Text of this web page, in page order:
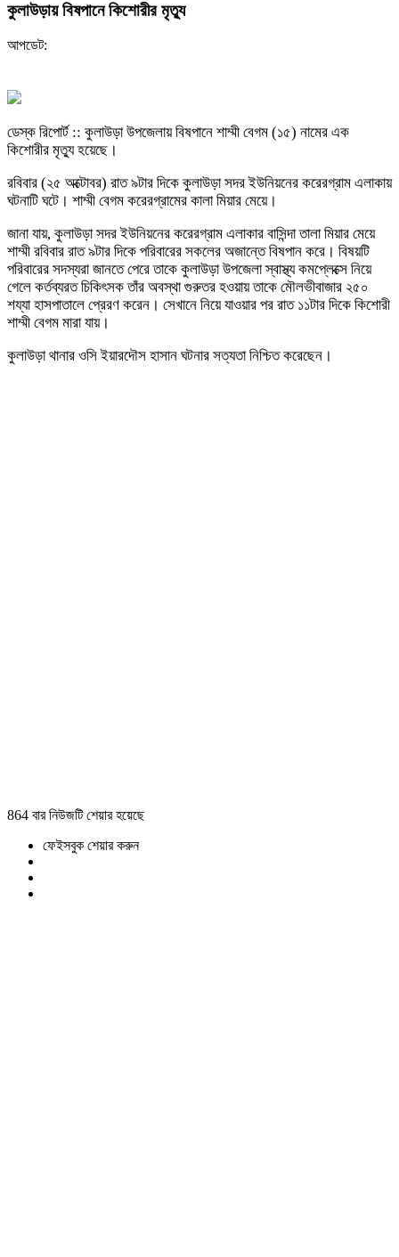
কুলাউড়ায় বিষপানে কিশোরীর মৃত্যু
আপডেট:
ডেস্ক রিপোর্ট :: কুলাউড়া উপজেলায় বিষপানে শাম্মী বেগম (১৫) নামের এক
কিশোরীর মৃত্যু হয়েছে।
রবিবার (২৫ অক্টোবর) রাত ৯টার দিকে কুলাউড়া সদর ইউনিয়নের করেরগ্রাম এলাকায়
ঘটনাটি ঘটে। শাম্মী বেগম করেরগ্রামের কালা মিয়ার মেয়ে।
জানা যায়, কুলাউড়া সদর ইউনিয়নের করেরগ্রাম এলাকার বাসিন্দা তালা মিয়ার মেয়ে
শাম্মী রবিবার রাত ৯টার দিকে পরিবারের সকলের অজান্তে বিষপান করে। বিষয়টি
পরিবারের সদস্যরা জানতে পেরে তাকে কুলাউড়া উপজেলা স্বাস্থ্য কমপ্লেক্সে নিয়ে
গেলে কর্তব্যরত চিকিৎসক তাঁর অবস্থা গুরুতর হওয়ায় তাকে মৌলভীবাজার ২৫০
শয্যা হাসপাতালে প্রেরণ করেন। সেখানে নিয়ে যাওয়ার পর রাত ১১টার দিকে কিশোরী
শাম্মী বেগম মারা যায়।
কুলাউড়া থানার ওসি ইয়ারদৌস হাসান ঘটনার সত্যতা নিশ্চিত করেছেন।
864 বার নিউজটি শেয়ার হয়েছে
ফেইসবুক শেয়ার করুন